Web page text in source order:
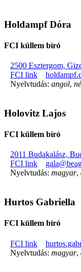
Holdampf Dóra
FCI küllem bíró
2500 Esztergom,
FCI link
Nyelvtudás: angol,
Holovitz Lajos
FCI küllem bíró
2011 Budakalász,
FCI link
Nyelvtudás: magyar,
Hurtos Gabriella
FCI küllem bíró
FCI link
Nyelvtudás: magyar,